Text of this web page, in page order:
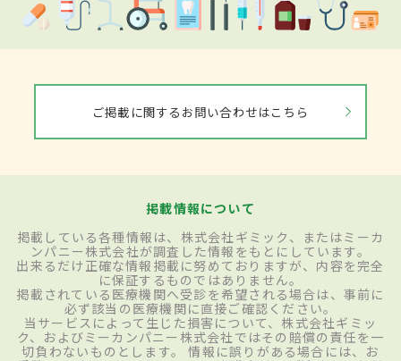
ご掲載に関するお問い合わせはこちら
掲載情報について
掲載している各種情報は、株式会社ギミック、またはミーカ
ンパニー株式会社が調査した情報をもとにしています。
出来るだけ正確な情報掲載に努めておりますが、内容を完全
に保証するものではありません。
掲載されている医療機関へ受診を希望される場合は、事前に
必ず該当の医療機関に直接ご確認ください。
当サービスによって生じた損害について、株式会社ギミッ
ク、およびミーカンパニー株式会社ではその賠償の責任を一
切負わないものとします。 情報に誤りがある場合には、お